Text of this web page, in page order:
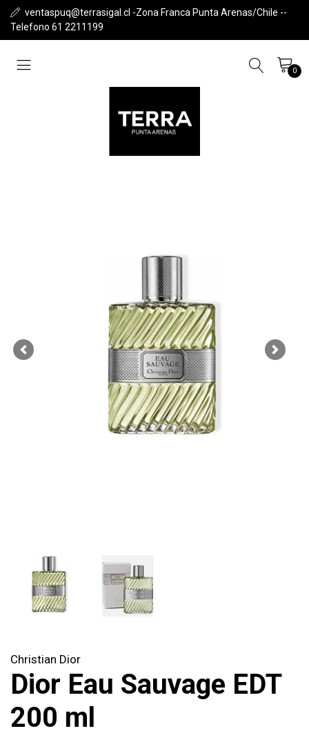
ventaspuq@terrasigal.cl -Zona Franca Punta Arenas/Chile --
Telefono 61 2211199
0
Previous Next
Christian Dior
Dior Eau Sauvage EDT
200 ml